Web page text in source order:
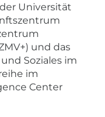
Universität
und das
Soziales im
im
Center